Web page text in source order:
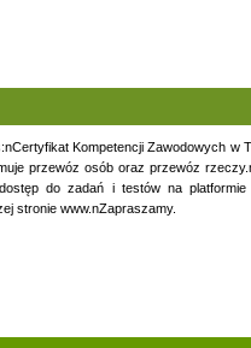
Kompetencji Zawodowych w
przewóz osób oraz przewóz
do zadań i testów na platformie
stronie www.nZapraszamy.